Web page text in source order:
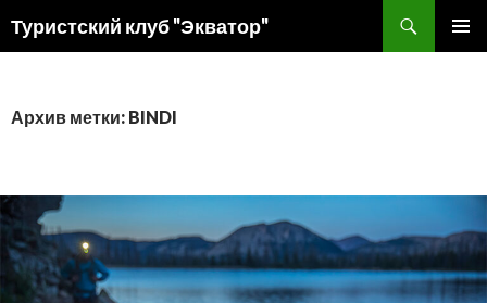
Туристский клуб "Экватор"
Архив метки: BINDI